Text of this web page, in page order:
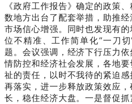
《政府工作报告》确定的政策
数地方出台了配套举措，助推经
市场信心增强。同时也发现有
位不精准、工作简单化“一刀
题。会议强调，经济下行压力
情防控和经济社会发展，各地
祉的责任，以时不我待的紧迫
再落实，进一步释放政策效应
长，稳住经济大盘。一是督促